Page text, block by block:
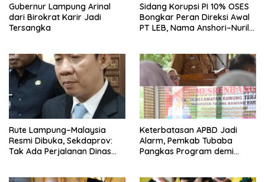
Gubernur Lampung Arinal
dari Birokrat Karir Jadi
Tersangka
Sidang Korupsi PI 10% OSES
Bongkar Peran Direksi Awal
PT LEB, Nama Anshori–Nuril
Rute Lampung–Malaysia
Resmi Dibuka, Sekdaprov:
Tak Ada Perjalanan Dinas
Keterbatasan APBD Jadi
Alarm, Pemkab Tubaba
Pangkas Program demi